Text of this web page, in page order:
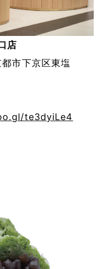
店
市下京区東塩
te3dyiLe4